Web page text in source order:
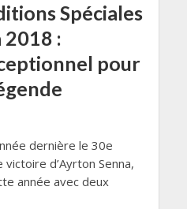
Spéciales
:
pour
dernière le 30e
d’Ayrton Senna,
année avec deux